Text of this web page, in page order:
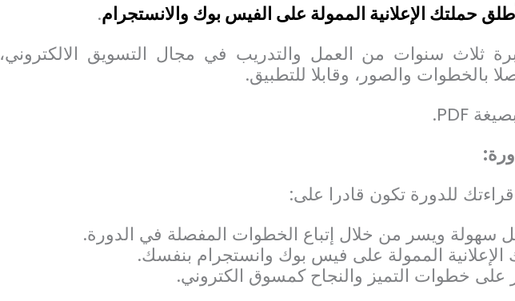
حملتك الإعلانية الممولة على الفيس بوك والانستجرام.
ثلاث سنوات من العمل والتدريب في مجال التسويق الالكتروني،
بالخطوات والصور، وقابلا للتطبيق.
PDF
.
للدورة تكون قادرا على:
سهولة ويسر من خلال إتباع الخطوات المفصلة في الدورة.
الإعلانية الممولة على فيس بوك وانستجرام بنفسك.
على خطوات التميز والنجاح كمسوق الكتروني.